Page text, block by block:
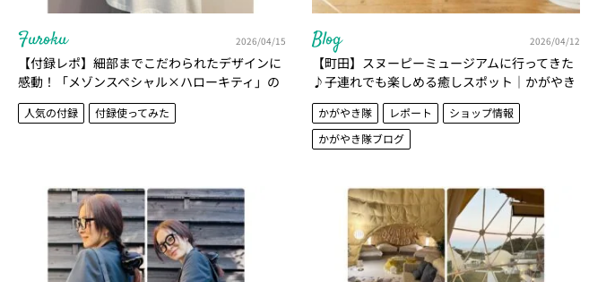
Furoku 2026/04/15
【付録レポ】細部までこだわられたデザインに
感動！「メゾンスペシャル×ハローキティ」の
リボンポーチ＆トートバッグが 可愛すぎる | か
がやき隊 北澤亜由美
人気の付録 付録使ってみた
Blog 2026/04/12
【町田】スヌーピーミュージアムに行ってきた
♪子連れでも楽しめる癒しスポット｜かがやき
隊 北澤亜由美
かがやき隊 レポート
ショップ情報
かがやき隊ブログ